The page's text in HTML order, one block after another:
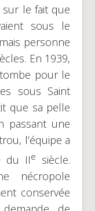
le fait que
sous le
personne
En 1939,
pour le
sous Saint
que sa pelle
passant une
l’équipe a
du IIe siècle.
nécropole
conservée